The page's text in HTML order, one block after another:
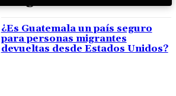
¿Es Guatemala un país seguro
para personas migrantes
devueltas desde Estados Unidos?